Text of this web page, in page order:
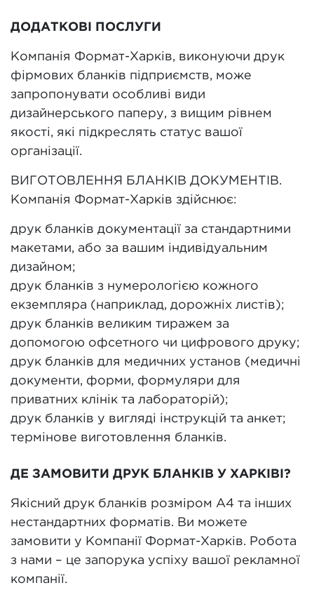
ДОДАТКОВІ ПОСЛУГИ
Компанія Формат-Харків, виконуючи друк
фірмових бланків підприємств, може
запропонувати особливі види
дизайнерського паперу, з вищим рівнем
якості, які підкреслять статус вашої
організації.
ВИГОТОВЛЕННЯ БЛАНКІВ ДОКУМЕНТІВ.
Компанія Формат-Харків здійснює:
друк бланків документації за стандартними
макетами, або за вашим індивідуальним
дизайном;
друк бланків з нумерологією кожного
екземпляра (наприклад, дорожніх листів);
друк бланків великим тиражем за
допомогою офсетного чи цифрового друку;
друк бланків для медичних установ (медичні
документи, форми, формуляри для
приватних клінік та лабораторій);
друк бланків у вигляді інструкцій та анкет;
термінове виготовлення бланків.
ДЕ ЗАМОВИТИ ДРУК БЛАНКІВ У ХАРКІВІ?
Якісний друк бланків розміром А4 та інших
нестандартних форматів. Ви можете
замовити у Компанії Формат-Харків. Робота
з нами – це запорука успіху вашої рекламної
компанії.